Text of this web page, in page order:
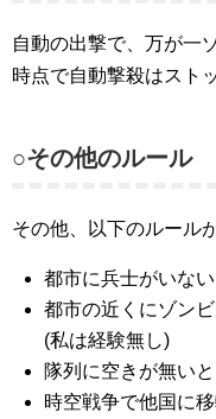
自動の出撃で、万が一
時点で自動撃殺はスト
○その他のルール
その他、以下のルール
都市に兵士がいな
都市の近くにゾン
(私は経験無し)
隊列に空きが無いと
時空戦争で他国に